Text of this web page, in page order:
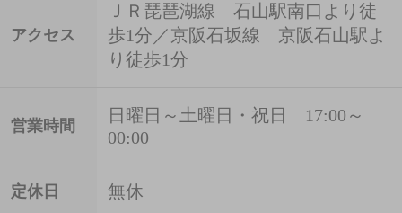
アクセス
ＪＲ琵琶湖線 石山駅南口より徒
歩1分／京阪石坂線 京阪石山駅よ
り徒歩1分
営業時間
日曜日～土曜日・祝日 17:00～
00:00
定休日 無休